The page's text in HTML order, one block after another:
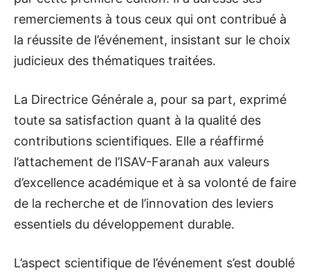
remerciements à tous ceux qui ont contribué à
la réussite de l’événement, insistant sur le choix
judicieux des thématiques traitées.
La Directrice Générale a, pour sa part, exprimé
toute sa satisfaction quant à la qualité des
contributions scientifiques. Elle a réaffirmé
l’attachement de l’ISAV-Faranah aux valeurs
d’excellence académique et à sa volonté de faire
de la recherche et de l’innovation des leviers
essentiels du développement durable.
L’aspect scientifique de l’événement s’est doublé